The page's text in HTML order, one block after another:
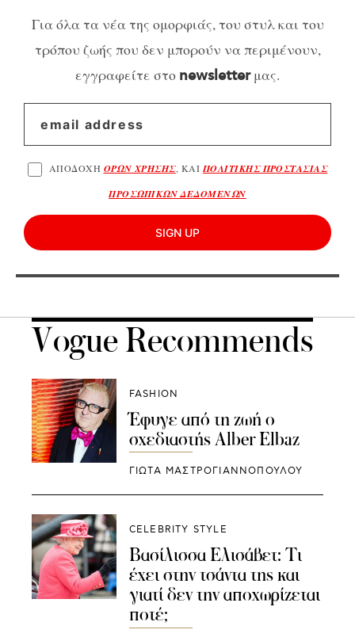
Για όλα τα νέα της ομορφιάς, του στυλ και του
τρόπου ζωής που δεν μπορούν να περιμένουν,
εγγραφείτε στο newsletterμας.
ΑΠΟΔΟΧΗ ΟΡΩΝ ΧΡΗΣΗΣ, ΚΑΙ ΠΟΛΙΤΙΚΗΣ ΠΡΟΣΤΑΣΙΑΣ
ΠΡΟΣΩΠΙΚΩΝ ΔΕΔΟΜΕΝΩΝ
SIGN UP
Vogue Recommends
FASHION
Έφυγε από τη ζωή ο
σχεδιαστής Alber Elbaz
ΓΙΩΤΑ ΜΑΣΤΡΟΓΙΑΝΝΟΠΟΥΛΟΥ
CELEBRITY STYLE
Βασίλισσα Ελισάβετ: Τι
έχει στην τσάντα της και
γιατί δεν την αποχωρίζεται
ποτέ;